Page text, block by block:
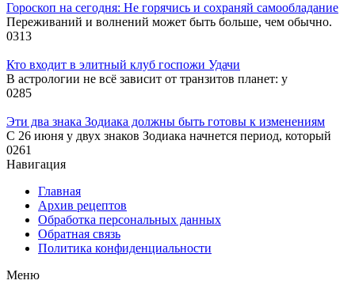
Гороскоп на сегодня: Не горячись и сохраняй самообладание
Переживаний и волнений может быть больше, чем обычно.
0313
Кто входит в элитный клуб госпожи Удачи
В астрологии не всё зависит от транзитов планет: у
0285
Эти два знака Зодиака должны быть готовы к изменениям
С 26 июня у двух знаков Зодиака начнется период, который
0261
Навигация
Главная
Архив рецептов
Обработка персональных данных
Обратная связь
Политика конфиденциальности
Меню